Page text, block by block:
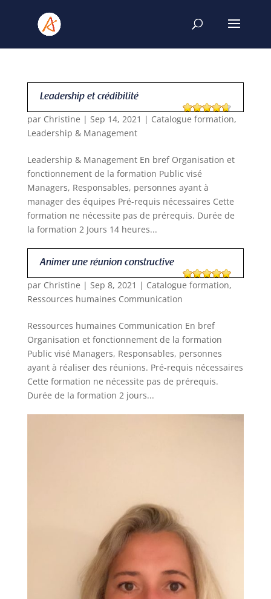
Leadership et crédibilité
par Christine | Sep 14, 2021 | Catalogue formation,
Leadership & Management
Leadership & Management En bref Organisation et
fonctionnement de la formation Public visé
Managers, Responsables, personnes ayant à
manager des équipes Pré-requis nécessaires Cette
formation ne nécessite pas de prérequis. Durée de
la formation 2 Jours 14 heures...
Animer une réunion constructive
par Christine | Sep 8, 2021 | Catalogue formation,
Ressources humaines Communication
Ressources humaines Communication En bref
Organisation et fonctionnement de la formation
Public visé Managers, Responsables, personnes
ayant à réaliser des réunions. Pré-requis nécessaires
Cette formation ne nécessite pas de prérequis.
Durée de la formation 2 jours...